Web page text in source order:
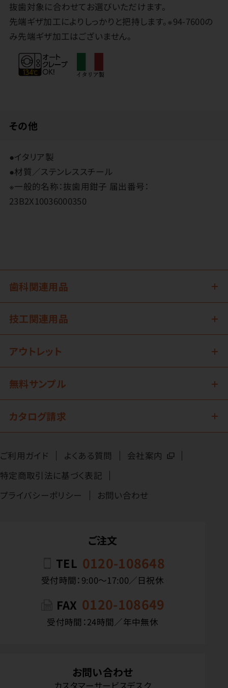
抜歯対象に合わせてお選びいただけます。
先端ギザ加工によりしっかりと把持します。※94-7600の
み先端ギザ加工はございません。
その他
●イタリア製
●材質／ステンレススチール
※一般的名称：抜歯用鉗子 届出番号：
23B2X10036000350
歯科関連用品
技工関連用品
アウトレット
無料サンプル
カタログ請求
ご利用ガイド よくある質問
会社案内
特定商取引法に基づく表記
プライバシーポリシー
お問い合わせ
ご注文
TEL 0120-108648
受付時間：9:00〜17:00／日祝休
FAX 0120-108649
受付時間：24時間／年中無休
お問い合わせ
カスタマーサービスデスク